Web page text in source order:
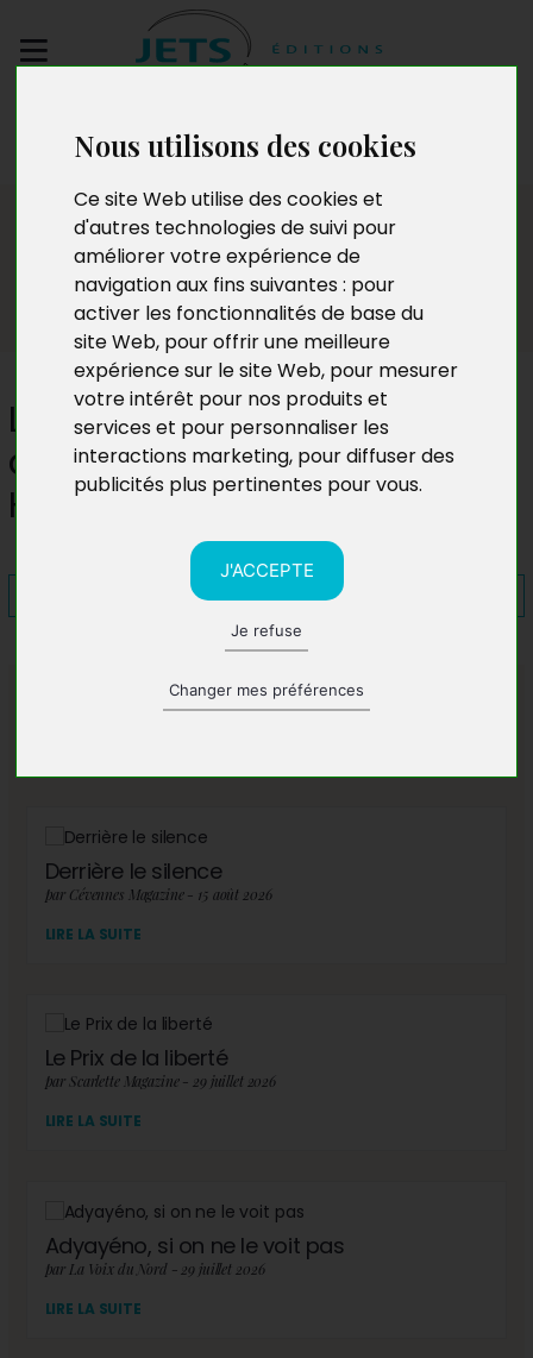
Nous utilisons des cookies
Ce site Web utilise des cookies et
d'autres technologies de suivi pour
améliorer votre expérience de
navigation aux fins suivantes : pour
activer les fonctionnalités de base du
site Web, pour offrir une meilleure
expérience sur le site Web, pour mesurer
votre intérêt pour nos produits et
services et pour personnaliser les
interactions marketing, pour diffuser des
publicités plus pertinentes pour vous.
J'ACCEPTE
Je refuse
Changer mes préférences
manuscrit
Presse
Loup de Boiscordes, chevalier
du Perche (Jacques
Hantonne)
A lire également
Derrière le silence
par Cévennes Magazine - 15 août 2026
LIRE LA SUITE
Le Prix de la liberté
par Scarlette Magazine - 29 juillet 2026
LIRE LA SUITE
Adyayéno, si on ne le voit pas
par La Voix du Nord - 29 juillet 2026
LIRE LA SUITE